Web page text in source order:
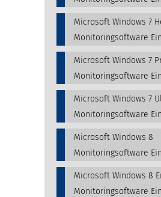
Microsoft Windows 7
Monitoringsoftware
Microsoft Windows 7
Monitoringsoftware
Microsoft Windows 7
Monitoringsoftware
Microsoft Windows 8
Monitoringsoftware
Microsoft Windows 8
Monitoringsoftware